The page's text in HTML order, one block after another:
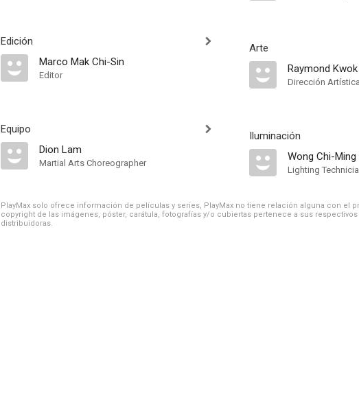
Edición
Marco Mak Chi-Sin
Editor
Equipo
Dion Lam
Martial Arts Choreographer
Arte
Raymond
Dirección Artística
Iluminación
Wong Chi-Ming
Lighting
PlayMax solo ofrece información de películas y series, PlayMax no tiene relación alguna con el
copyright de las imágenes, póster, carátula, fotografías y/o cubiertas pertenece a sus
distribuidoras.